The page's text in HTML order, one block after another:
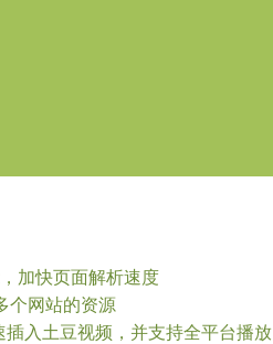
加快页面解析速度
个网站的资源
入土豆视频，并支持全平台播放